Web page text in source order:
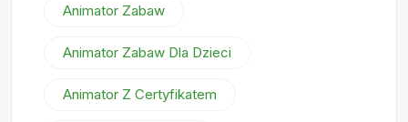
Animator Zabaw
Animator Zabaw Dla Dzieci
Animator Z Certyfikatem